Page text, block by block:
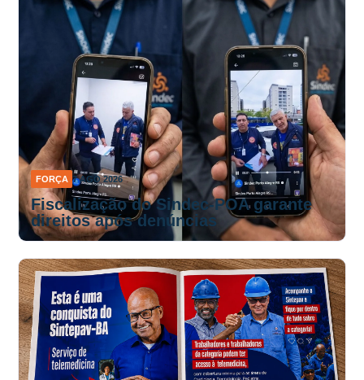
FORÇA 7 AGO 2026
Fiscalização do Sindec-POA garante
direitos após denúncias